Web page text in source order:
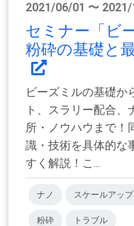
2021/06/01 〜
セミナー「ビ
粉砕の基礎と
ビーズミルの基礎か
ト、スラリー配合
所・ノウハウまで！
識・技術を具体的な
すく解説！こ...
ナノ スケールアップ
粉砕 トラブル